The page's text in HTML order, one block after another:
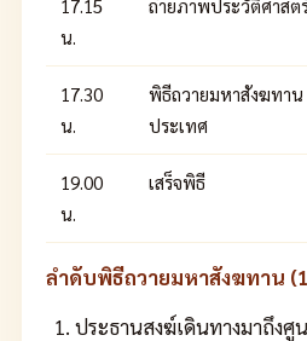
17.15
น.
ถ่ายภาพประวัติศาสต
17.30
น.
พิธีถวายมหาสังฆทาน
ประเทศ
19.00
น.
เสร็จพิธี
ลำดับพิธีถวายมหาสังฆทาน
ประธานสงฆ์เดินทางมาถึงศู